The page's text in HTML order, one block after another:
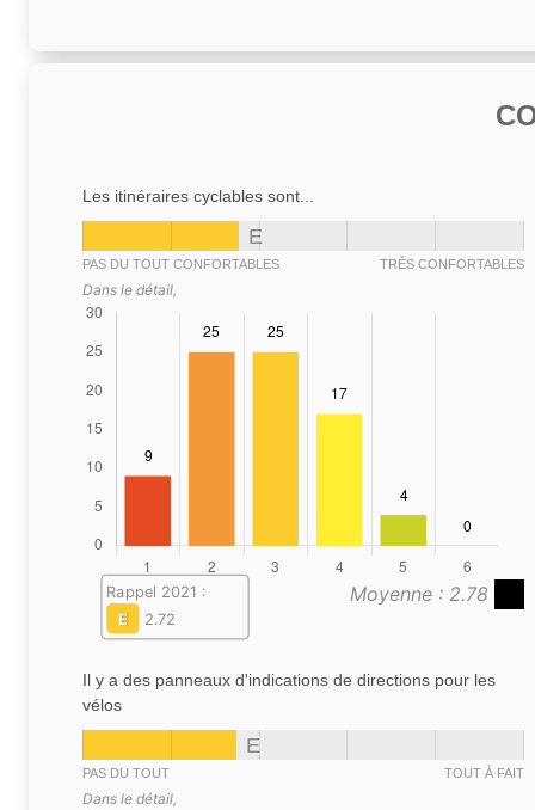
Les itinéraires cyclables sont...
E
PAS DU TOUT CONFORTABLES TRÈS CONFORTABLES
Dans le détail,
Moyenne : 2.78
Rappel 2021 :
E
2.72
Il y a des panneaux d'indications de directions pour les
vélos
E
PAS DU TOUT TOUT À FAIT
Dans le détail,